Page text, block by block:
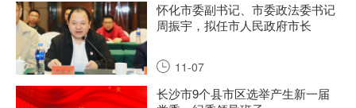
怀化市委副书记、市委政法委书记
周振宇，拟任市人民政府市长
11-07
长沙市9个县市区选举产生新一届